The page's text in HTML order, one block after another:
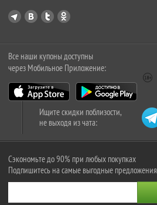
Все наши купоны доступны
через Мобильное Приложение:
Ищите скидки поблизости,
не выходя из чата:
Сэкономьте до 90% при любых покупках
Подпишитесь на самые выгодные предложения